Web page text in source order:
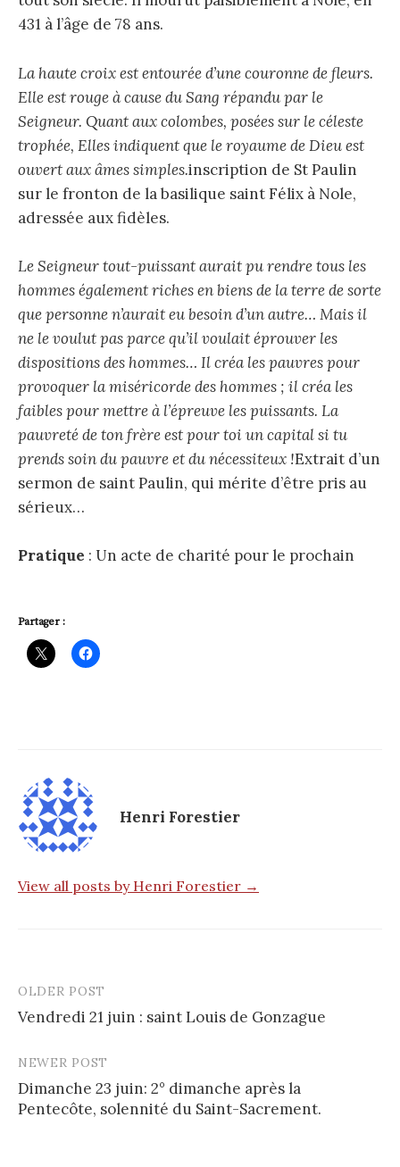
431 à l’âge de 78 ans.
La haute croix est entourée d’une couronne de fleurs.
Elle est rouge à cause du Sang répandu par le
Seigneur. Quant aux colombes, posées sur le céleste
trophée, Elles indiquent que le royaume de Dieu est
ouvert aux âmes simples.inscription de St Paulin
sur le fronton de la basilique saint Félix à Nole,
adressée aux fidèles.
Le Seigneur tout-puissant aurait pu rendre tous les
hommes également riches en biens de la terre de sorte
que personne n’aurait eu besoin d’un autre… Mais il
ne le voulut pas parce qu’il voulait éprouver les
dispositions des hommes… Il créa les pauvres pour
provoquer la miséricorde des hommes ; il créa les
faibles pour mettre à l’épreuve les puissants. La
pauvreté de ton frère est pour toi un capital si tu
prends soin du pauvre et du nécessiteux !Extrait d’un
sermon de saint Paulin, qui mérite d’être pris au
sérieux…
Pratique : Un acte de charité pour le prochain
Partager :
Henri Forestier
View all posts by Henri Forestier →
Post
navigation
OLDER POST
Vendredi 21 juin : saint Louis de Gonzague
NEWER POST
Dimanche 23 juin: 2° dimanche après la
Pentecôte, solennité du Saint-Sacrement.